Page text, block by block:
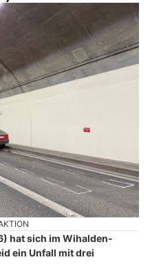
hat sich im Wihalden-
ein Unfall mit drei